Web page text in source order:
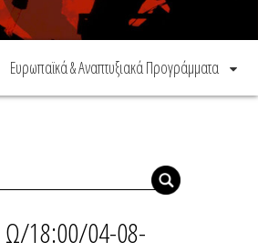
Ευρωπαϊκά & Αναπτυξιακά Προγράμματα
Ω/18:00/04-08-